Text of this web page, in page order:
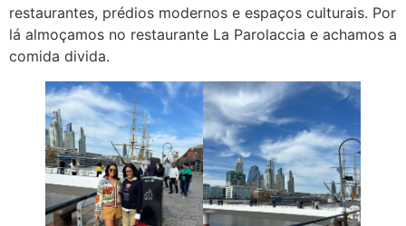
restaurantes, prédios modernos e espaços culturais. Por
lá almoçamos no restaurante La Parolaccia e achamos a
comida divida.